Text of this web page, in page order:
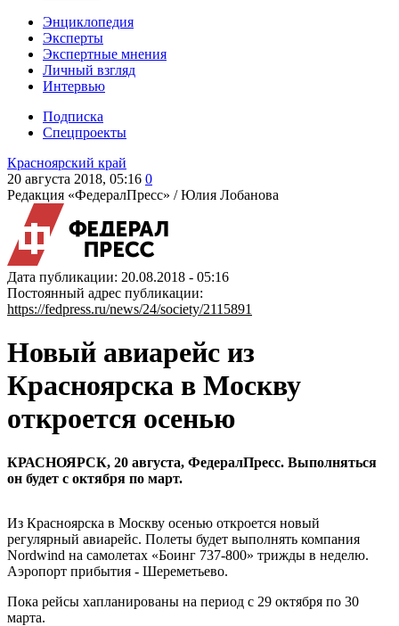
Энциклопедия
Эксперты
Экспертные мнения
Личный взгляд
Интервью
Подписка
Спецпроекты
Красноярский край
20 августа 2018, 05:16 0
Редакция «ФедералПресс» /Юлия Лобанова
Дата публикации: 20.08.2018 - 05:16
Постоянный адрес публикации:
https://fedpress.ru/news/24/society/2115891
Новый авиарейс из
Красноярска в Москву
откроется осенью
КРАСНОЯРСК, 20 августа, ФедералПресс. Выполняться
он будет с октября по март.
Из Красноярска в Москву осенью откроется новый
регулярный авиарейс. Полеты будет выполнять компания
Nordwind на самолетах «Боинг 737-800» трижды в неделю.
Аэропорт прибытия - Шереметьево.
Пока рейсы хапланированы на период с 29 октября по 30
марта.